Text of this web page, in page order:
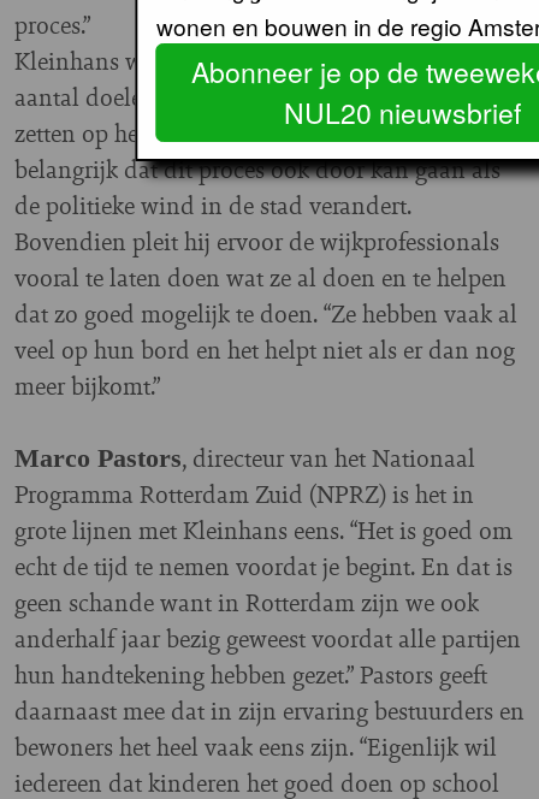
proces.”
Kleinhans wijst er ook op dat het goed is een
aantal doelen te formuleren, maar vooral in te
zetten op het proces. Daarbij is het uitermate
belangrijk dat dit proces ook door kan gaan als
de politieke wind in de stad verandert.
Bovendien pleit hij ervoor de wijkprofessionals
vooral te laten doen wat ze al doen en te helpen
dat zo goed mogelijk te doen. “Ze hebben vaak al
veel op hun bord en het helpt niet als er dan nog
meer bijkomt.”
Marco Pastors, directeur van het Nationaal
Programma Rotterdam Zuid (NPRZ) is het in
grote lijnen met Kleinhans eens. “Het is goed om
echt de tijd te nemen voordat je begint. En dat is
geen schande want in Rotterdam zijn we ook
anderhalf jaar bezig geweest voordat alle partijen
hun handtekening hebben gezet.” Pastors geeft
daarnaast mee dat in zijn ervaring bestuurders en
bewoners het heel vaak eens zijn. “Eigenlijk wil
iedereen dat kinderen het goed doen op school
wonen en bouwen in de regio
Abonneer je op de
NUL20 nieuwsbrief